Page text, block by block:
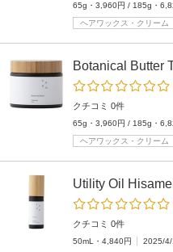
65g・3,960円 / 185g・
ヘアワックス・クリーム
Botanical Butter
クチコミ 0件
65g・3,960円 / 185g・
ヘアワックス・クリーム
Utility Oil
クチコミ 0件
50mL・4,840円
2025/4/